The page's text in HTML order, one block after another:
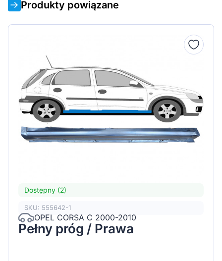
Produkty powiązane
Dostępny (2)
SKU: 555642-1
OPEL CORSA C 2000-2010
Pełny próg / Prawa